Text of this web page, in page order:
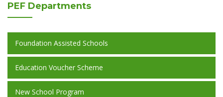
PEF Departments
Foundation Assisted Schools
Education Voucher Scheme
New School Program